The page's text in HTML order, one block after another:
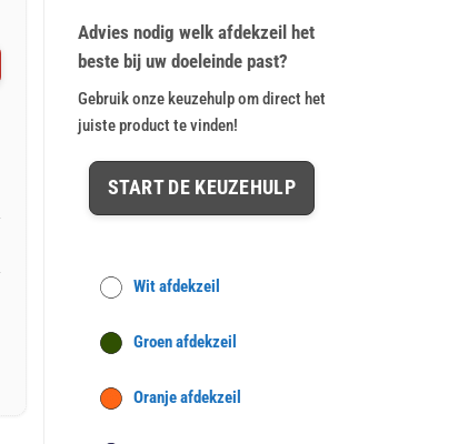
Advies nodig welk afdekzeil het
beste bij uw doeleinde past?
Gebruik onze keuzehulp om direct het
juiste product te vinden!
START DE KEUZEHULP
Wit afdekzeil
Groen afdekzeil
Oranje afdekzeil